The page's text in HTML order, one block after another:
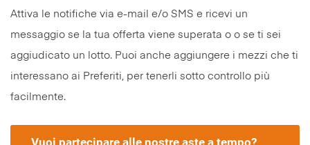
Attiva le notifiche via e-mail e/o SMS e ricevi un
messaggio se la tua offerta viene superata o o se ti sei
aggiudicato un lotto. Puoi anche aggiungere i mezzi che ti
interessano ai Preferiti, per tenerli sotto controllo più
facilmente.
Vuoi partecipare alle nostre aste a tempo?